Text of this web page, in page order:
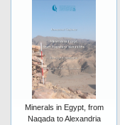
Minerals in Egypt, from
Naqada to Alexandria